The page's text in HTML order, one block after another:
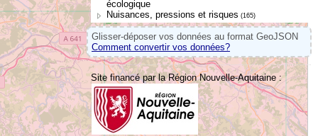
écologique
Nuisances, pressions et risques (165)
Glisser-déposer vos données au format GeoJSON
Comment convertir vos données?
Site financé par la Région Nouvelle-Aquitaine :